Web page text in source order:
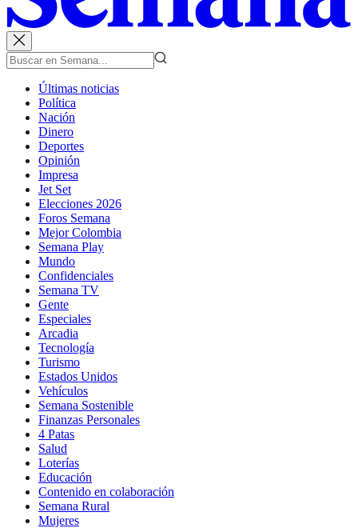
Últimas noticias
Política
Nación
Dinero
Deportes
Opinión
Impresa
Jet Set
Elecciones 2026
Foros Semana
Mejor Colombia
Semana Play
Mundo
Confidenciales
Semana TV
Gente
Especiales
Arcadia
Tecnología
Turismo
Estados Unidos
Vehículos
Semana Sostenible
Finanzas Personales
4 Patas
Salud
Loterías
Educación
Contenido en colaboración
Semana Rural
Mujeres